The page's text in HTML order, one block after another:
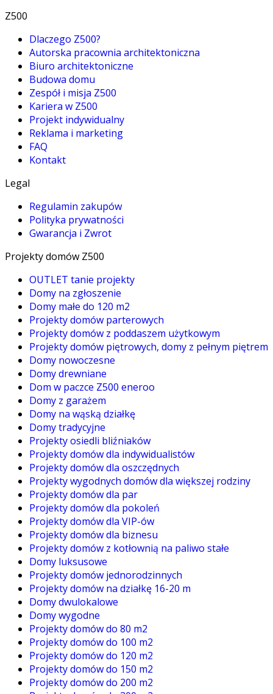
Z500
Dlaczego Z500?
Autorska pracownia architektoniczna
Biuro architektoniczne
Budowa domu
Zespół i misja Z500
Kariera w Z500
Projekt indywidualny
Reklama i marketing
FAQ
Kontakt
Legal
Regulamin zakupów
Polityka prywatności
Gwarancja i Zwrot
Projekty domów Z500
OUTLET tanie projekty
Domy na zgłoszenie
Domy małe do 120 m2
Projekty domów parterowych
Projekty domów z poddaszem użytkowym
Projekty domów piętrowych, domy z pełnym piętrem
Domy nowoczesne
Domy drewniane
Dom w paczce Z500 eneroo
Domy z garażem
Domy na wąską działkę
Domy tradycyjne
Projekty osiedli bliźniaków
Projekty domów dla indywidualistów
Projekty domów dla oszczędnych
Projekty wygodnych domów dla większej rodziny
Projekty domów dla par
Projekty domów dla pokoleń
Projekty domów dla VIP-ów
Projekty domów dla biznesu
Projekty domów z kotłownią na paliwo stałe
Domy luksusowe
Projekty domów jednorodzinnych
Projekty domów na działkę 16-20 m
Domy dwulokalowe
Domy wygodne
Projekty domów do 80 m2
Projekty domów do 100 m2
Projekty domów do 120 m2
Projekty domów do 150 m2
Projekty domów do 200 m2